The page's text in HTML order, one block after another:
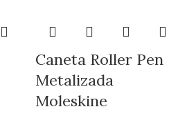
Caneta Roller Pen
Metalizada
Moleskine